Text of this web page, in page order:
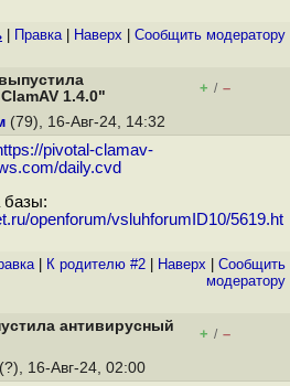
Правка| Наверх Cообщить модератору
1.4.0"
+ / –
(79), 16-Авг-24, 14:32
pivotal-clamav-
daily.cvd
базы:
openforum/vsluhforumID10/5619.ht
| К родителю #2 Наверх
Cообщить
модератору
антивирусный
+ / –
(?), 16-Авг-24, 02:00